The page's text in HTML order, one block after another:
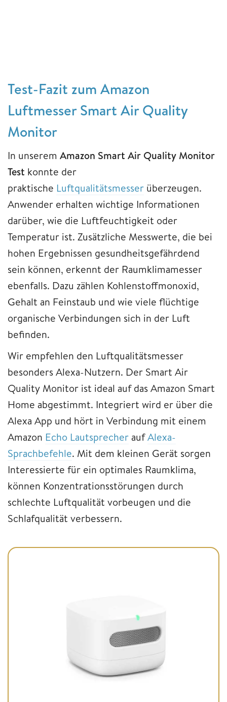
Test-Fazit zum Amazon
Luftmesser Smart Air Quality
Monitor
In unserem Amazon Smart Air Quality Monitor
Test konnte der
praktische Luftqualitätsmesser überzeugen.
Anwender erhalten wichtige Informationen
darüber, wie die Luftfeuchtigkeit oder
Temperatur ist. Zusätzliche Messwerte, die bei
hohen Ergebnissen gesundheitsgefährdend
sein können, erkennt der Raumklimamesser
ebenfalls. Dazu zählen Kohlenstoffmonoxid,
Gehalt an Feinstaub und wie viele flüchtige
organische Verbindungen sich in der Luft
befinden.
Wir empfehlen den Luftqualitätsmesser
besonders Alexa-Nutzern. Der Smart Air
Quality Monitor ist ideal auf das Amazon Smart
Home abgestimmt. Integriert wird er über die
Alexa App und hört in Verbindung mit einem
Amazon Echo Lautsprecher aufAlexa-
Sprachbefehle. Mit dem kleinen Gerät sorgen
Interessierte für ein optimales Raumklima,
können Konzentrationsstörungen durch
schlechte Luftqualität vorbeugen und die
Schlafqualität verbessern.